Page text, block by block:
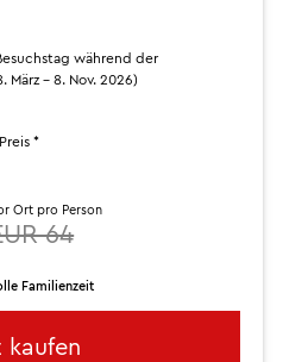
während der
März - 8. Nov. 2026)
*
Ort pro Person
64
Familienzeit
kaufen